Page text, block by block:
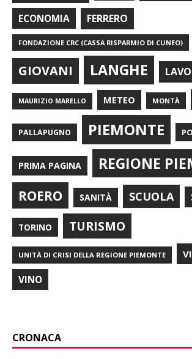
ECONOMIA FERRERO
FONDAZIONE CRC (CASSA RISPARMIO DI CUNEO)
GIOVANI LANGHE
MAURIZIO MARELLO METEO MONTÀ
PALLAPUGNO PIEMONTE
PRIMA PAGINA REGIONE
ROERO SANITÀ SCUOLA
TORINO TURISMO
UNITÀ DI CRISI DELLA REGIONE PIEMONTE
VINO
CRONACA